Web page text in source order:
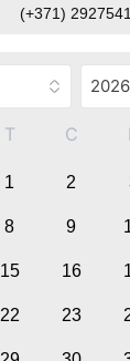
(+371)
T C
1 2
8 9
15 16
22 23